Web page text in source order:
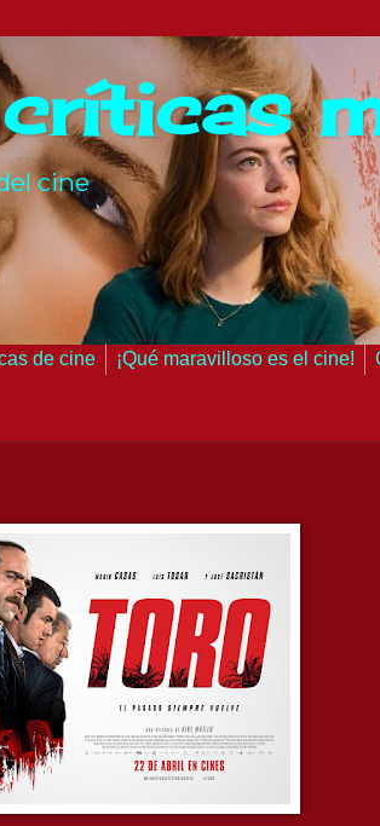
cine
de cine ¡Qué maravilloso es el cine!